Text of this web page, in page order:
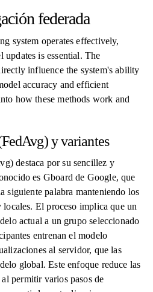
federada
system operates effectively,
is essential. The
influence the system's ability
accuracy and efficient
how these methods work and
y variantes
destaca por su sencillez y
es Gboard de Google, que
siguiente palabra manteniendo los
El proceso implica que un
actual a un grupo seleccionado
entrenan el modelo
al servidor, que las
global. Este enfoque reduce las
permitir varios pasos de